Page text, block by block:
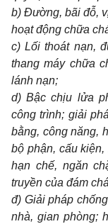
b) Đường, bãi đỗ,
hoạt động chữa
c)Lối thoát nạn,
thang máy chữa
lánh nạn;
d)Bậc chịu lửa
công trình; giải
bằng, công năng,
bộ phận, cấu
hạn chế, ngăn
truyền của đám
đ) Giải pháp
nhà, gian phòng;